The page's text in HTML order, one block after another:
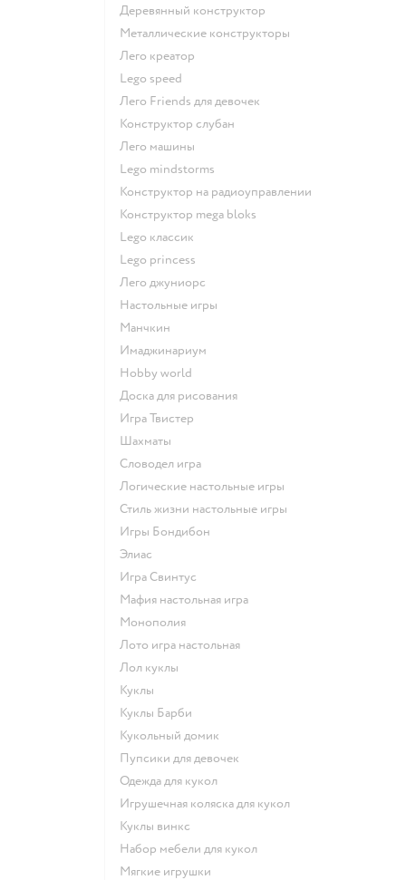
Деревянный конструктор
Металлические конструкторы
Лего креатор
Lego speed
Лего Friends для девочек
Конструктор слубан
Лего машины
Lego mindstorms
Конструктор на радиоуправлении
Конструктор mega bloks
Lego классик
Lego princess
Лего джуниорс
Настольные игры
Манчкин
Имаджинариум
Hobby world
Доска для рисования
Игра Твистер
Шахматы
Словодел игра
Логические настольные игры
Стиль жизни настольные игры
Игры Бондибон
Элиас
Игра Свинтус
Мафия настольная игра
Монополия
Лото игра настольная
Лол куклы
Куклы
Куклы Барби
Кукольный домик
Пупсики для девочек
Одежда для кукол
Игрушечная коляска для кукол
Куклы винкс
Набор мебели для кукол
Мягкие игрушки